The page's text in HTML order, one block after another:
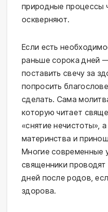
природные процессы
оскверняют.
Если есть
раньше сорока дней
поставить свечу за
попросить
сделать. Сама
которую читает
«снятие нечистоты»,
материнства и
Многие современные
священники проводят
дней после родов,
здорова.